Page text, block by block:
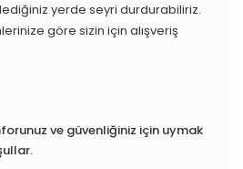
yerde seyri durdurabiliriz.
göre sizin için alışveriş
ve güvenliğiniz için uymak